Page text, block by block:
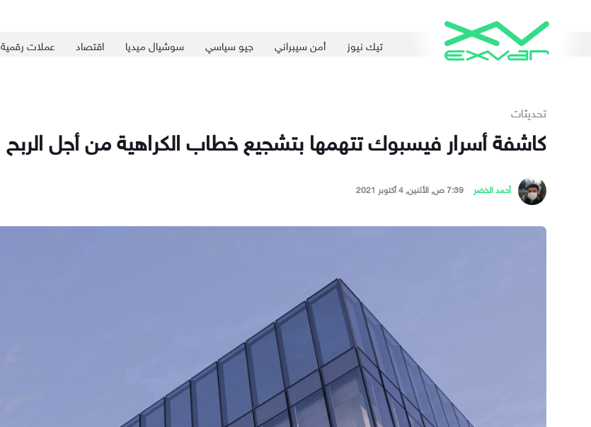
تيك نيوز أمن سيبراني جيو سياسي سوشيال ميديا اقتصاد عملات رقمية
تحديثات
كاشفة أسرار فيسبوك تتهمها بتشجيع خطاب الكراهية من أجل الربح
أحمد الخضر 7:39 ص, الأثنين, 4 أكتوبر 2021